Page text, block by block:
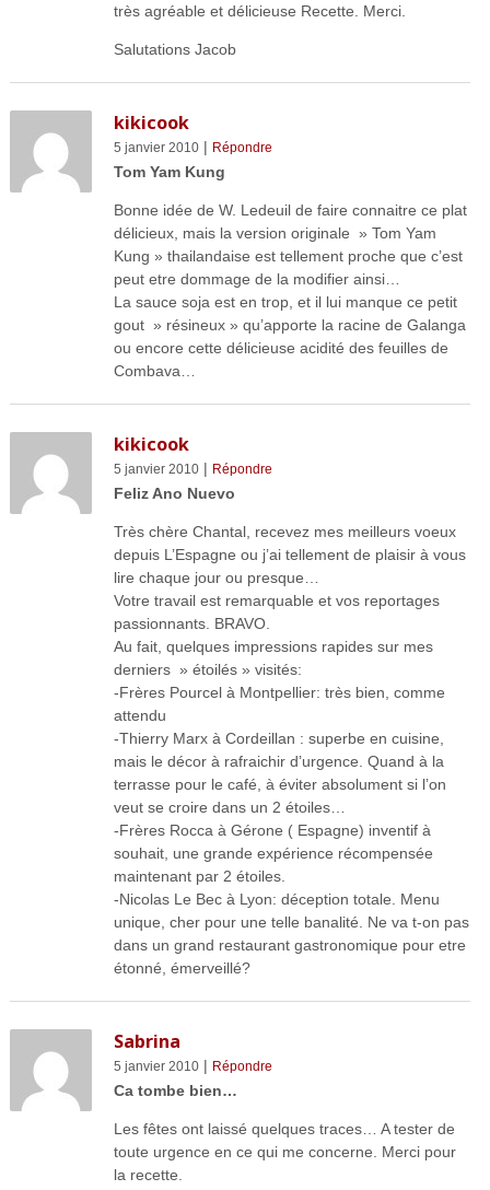
très agréable et délicieuse Recette. Merci.
Salutations Jacob
kikicook
5 janvier 2010| Répondre
Tom Yam Kung
Bonne idée de W. Ledeuil de faire connaitre ce plat
délicieux, mais la version originale » Tom Yam
Kung » thailandaise est tellement proche que c’est
peut etre dommage de la modifier ainsi…
La sauce soja est en trop, et il lui manque ce petit
gout » résineux » qu’apporte la racine de Galanga
ou encore cette délicieuse acidité des feuilles de
Combava…
kikicook
5 janvier 2010| Répondre
Feliz Ano Nuevo
Très chère Chantal, recevez mes meilleurs voeux
depuis L’Espagne ou j’ai tellement de plaisir à vous
lire chaque jour ou presque…
Votre travail est remarquable et vos reportages
passionnants. BRAVO.
Au fait, quelques impressions rapides sur mes
derniers » étoilés » visités:
-Frères Pourcel à Montpellier: très bien, comme
attendu
-Thierry Marx à Cordeillan : superbe en cuisine,
mais le décor à rafraichir d’urgence. Quand à la
terrasse pour le café, à éviter absolument si l’on
veut se croire dans un 2 étoiles…
-Frères Rocca à Gérone ( Espagne) inventif à
souhait, une grande expérience récompensée
maintenant par 2 étoiles.
-Nicolas Le Bec à Lyon: déception totale. Menu
unique, cher pour une telle banalité. Ne va t-on pas
dans un grand restaurant gastronomique pour etre
étonné, émerveillé?
Sabrina
5 janvier 2010| Répondre
Ca tombe bien…
Les fêtes ont laissé quelques traces… A tester de
toute urgence en ce qui me concerne. Merci pour
la recette.